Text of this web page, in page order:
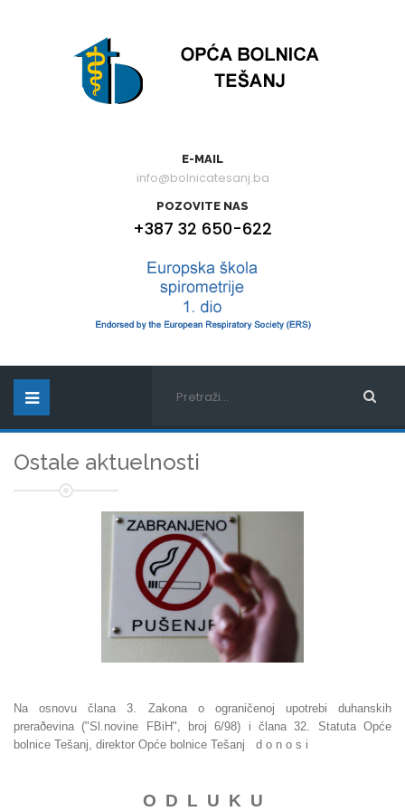
E-MAIL
info@bolnicatesanj.ba
POZOVITE NAS
+387 32 650-622
Ostale aktuelnosti
Na osnovu člana 3. Zakona o ograničenoj upotrebi duhanskih
preraðevina ("Sl.novine FBiH", broj 6/98) i člana 32. Statuta Opće
bolnice Tešanj, direktor Opće bolnice Tešanj d o n o s i
O D L U K U